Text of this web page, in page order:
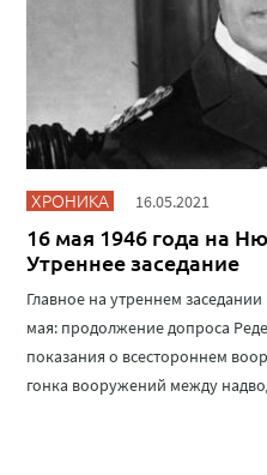
ХРОНИКА 16.05.2021
16 мая 1946 года на
Утреннее заседание
Главное на утреннем
мая: продолжение допроса
показания о всестороннем
гонка вооружений между